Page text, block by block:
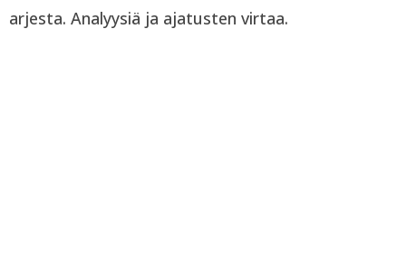
arjesta. Analyysiä ja ajatusten virtaa.